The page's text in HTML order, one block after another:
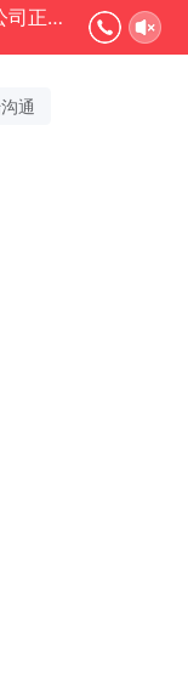
深圳市美莱克科技有限公司正在为您服务
通